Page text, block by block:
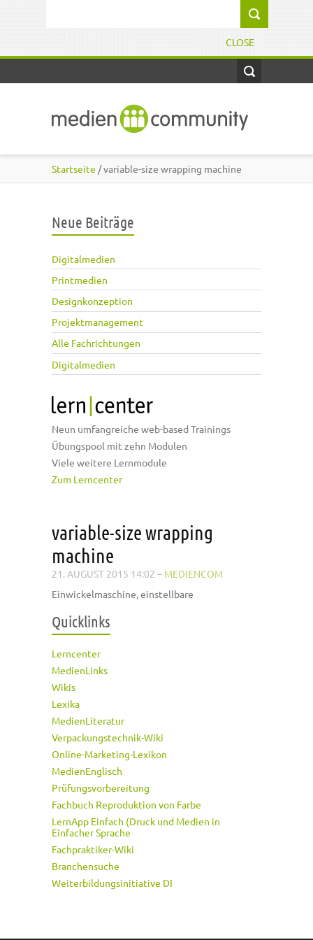
CLOSE
Startseite / variable-size wrapping machine
Neue Beiträge
Digitalmedien
Printmedien
Designkonzeption
Projektmanagement
Alle Fachrichtungen
Digitalmedien
Neun umfangreiche web-based Trainings
Übungspool mit zehn Modulen
Viele weitere Lernmodule
Zum Lerncenter
variable-size wrapping
machine
21. AUGUST 2015 14:02 – MEDIENCOM
Einwickelmaschine, einstellbare
Quicklinks
Lerncenter
MedienLinks
Wikis
Lexika
MedienLiteratur
Verpackungstechnik-Wiki
Online-Marketing-Lexikon
MedienEnglisch
Prüfungsvorbereitung
Fachbuch Reproduktion von Farbe
LernApp Einfach (Druck und Medien in
Einfacher Sprache
Fachpraktiker-Wiki
Branchensuche
Weiterbildungsinitiative DI